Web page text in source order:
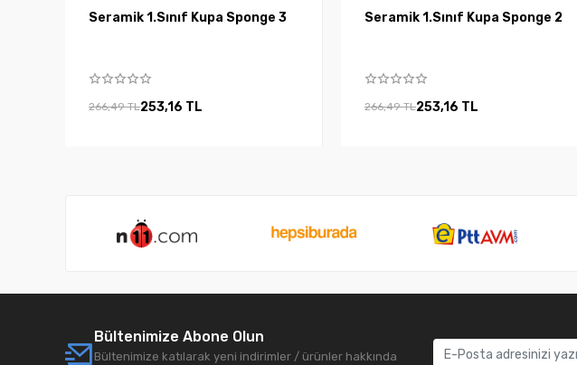
Seramik 1.Sınıf Kupa Sponge 3
266,49 TL253,16 TL
Seramik 1.Sınıf Kupa Sponge 2
266,49 TL253,16 TL
Bültenimize Abone Olun
Bültenimize katılarak yeni indirimler / ürünler hakkında